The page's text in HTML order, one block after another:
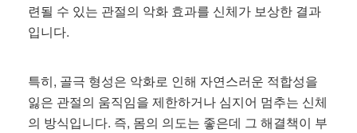
련될 수 있는 관절의 악화 효과를 신체가 보상한 결과
입니다.
특히, 골극 형성은 악화로 인해 자연스러운 적합성을
잃은 관절의 움직임을 제한하거나 심지어 멈추는 신체
의 방식입니다. 즉, 몸의 의도는 좋은데 그 해결책이 부